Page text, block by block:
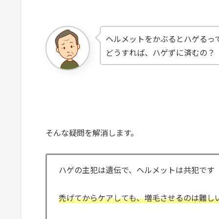
ヘルメットをかぶるとハゲるっ
どうすれば、ハゲずに済むの？
そんな疑問を解消します。
ハゲの主犯は遺伝で、ヘルメットは共犯です
禿げてからケアしても、増毛させるのは難し